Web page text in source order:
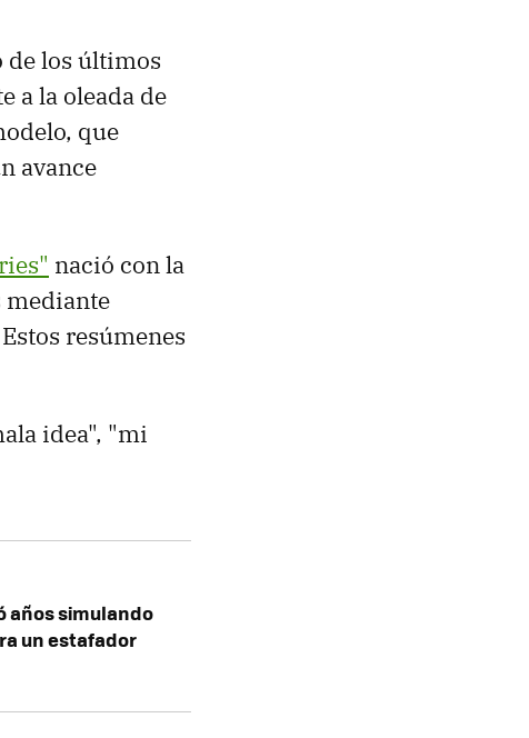
de los últimos
a la oleada de
que
avance
nació con la
mediante
resúmenes
idea", "mi
años simulando
un estafador